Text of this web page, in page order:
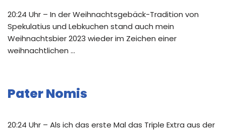
20:24 Uhr – In der Weihnachtsgebäck-Tradition von
Spekulatius und Lebkuchen stand auch mein
Weihnachtsbier 2023 wieder im Zeichen einer
weihnachtlichen …
Pater Nomis
20:24 Uhr – Als ich das erste Mal das Triple Extra aus der